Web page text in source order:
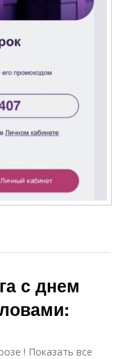
с днем
! Показать все